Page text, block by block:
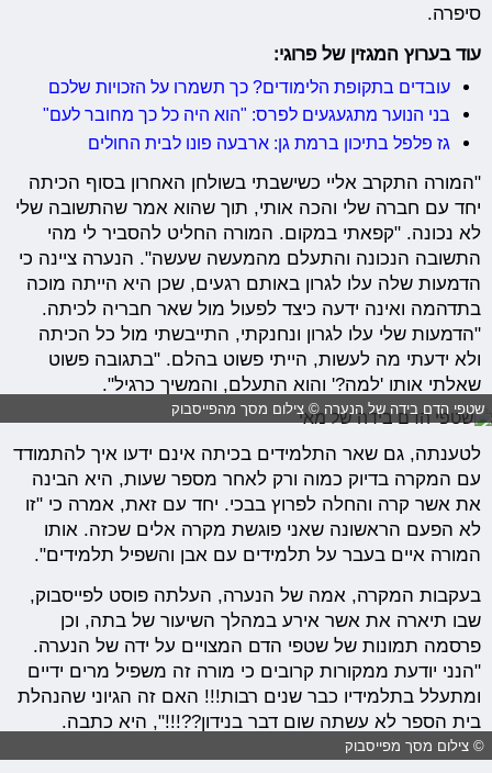
סיפרה.
עוד בערוץ המגזין של פרוגי:
עובדים בתקופת הלימודים? כך תשמרו על הזכויות שלכם
בני הנוער מתגעגעים לפרס: "הוא היה כל כך מחובר לעם"
גז פלפל בתיכון ברמת גן: ארבעה פונו לבית החולים
"המורה התקרב אליי כשישבתי בשולחן האחרון בסוף הכיתה
יחד עם חברה שלי והכה אותי, תוך שהוא אמר שהתשובה שלי
לא נכונה. "קפאתי במקום. המורה החליט להסביר לי מהי
התשובה הנכונה והתעלם מהמעשה שעשה". הנערה ציינה כי
הדמעות שלה עלו לגרון באותם רגעים, שכן היא הייתה מוכה
בתדהמה ואינה ידעה כיצד לפעול מול שאר חבריה לכיתה.
"הדמעות שלי עלו לגרון ונחנקתי, התייבשתי מול כל הכיתה
ולא ידעתי מה לעשות, הייתי פשוט בהלם. "בתגובה פשוט
שאלתי אותו 'למה?' והוא התעלם, והמשיך כרגיל".
שטפי הדם בידה של הנערה © צילום מסך מהפייסבוק
לטענתה, גם שאר התלמידים בכיתה אינם ידעו איך להתמודד
עם המקרה בדיוק כמוה ורק לאחר מספר שעות, היא הבינה
את אשר קרה והחלה לפרוץ בבכי. יחד עם זאת, אמרה כי "זו
לא הפעם הראשונה שאני פוגשת מקרה אלים שכזה. אותו
המורה איים בעבר על תלמידים עם אבן והשפיל תלמידים".
בעקבות המקרה, אמה של הנערה, העלתה פוסט לפייסבוק,
שבו תיארה את אשר אירע במהלך השיעור של בתה, וכן
פרסמה תמונות של שטפי הדם המצויים על ידה של הנערה.
"הנני יודעת ממקורות קרובים כי מורה זה משפיל מרים ידיים
ומתעלל בתלמידיו כבר שנים רבות!!! האם זה הגיוני שהנהלת
בית הספר לא עשתה שום דבר בנידון??!!!", היא כתבה.
© צילום מסך מפייסבוק